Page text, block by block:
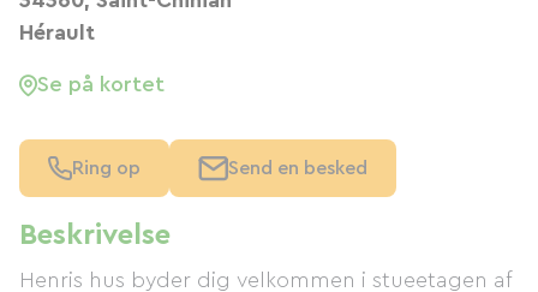
Beskrivelse
Henris hus byder dig velkommen i stueetagen af ​​
Hérault
Se på kortet
Ring op Send en besked